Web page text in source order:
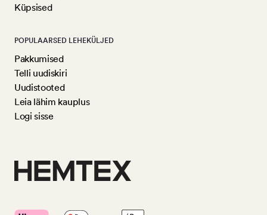
Küpsised
POPULAARSED LEHEKÜLJED
Pakkumised
Telli uudiskiri
Uudistooted
Leia lähim kauplus
Logi sisse